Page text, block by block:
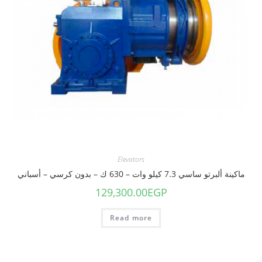
Elevators
ماكينة ألبرتو ساسي 7.3 كيلو وات – 630 ك – بدون كرسي – أسباني
129,300.00EGP
Read more